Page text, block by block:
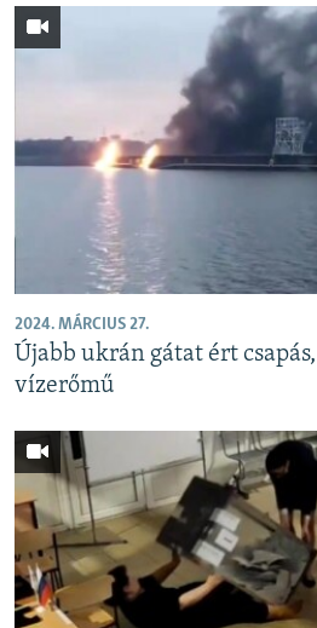
2024. MÁRCIUS 27.
Újabb ukrán gátat ért
vízerőmű